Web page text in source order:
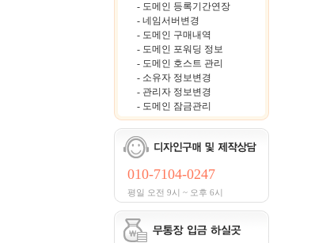
- 도메인 등록기간연장
- 네임서버변경
- 도메인 구매내역
- 도메인 포워딩 정보
- 도메인 호스트 관리
- 소유자 정보변경
- 관리자 정보변경
- 도메인 잠금관리
010-7104-0247
평일 오전 9시 ~ 오후 6시